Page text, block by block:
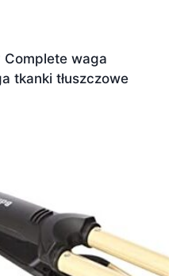
Complete waga
tkanki tłuszczowe